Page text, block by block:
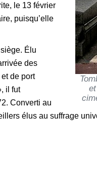
le 13 février
puisqu’elle
Élu
des
de port
il fut
Converti au
élus au suffrage